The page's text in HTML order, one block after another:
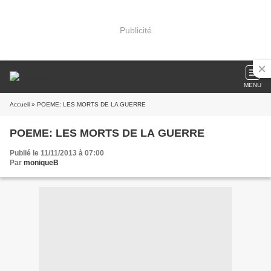
Publicité
MENU
Accueil » POEME: LES MORTS DE LA GUERRE
POEME: LES MORTS DE LA GUERRE
Publié le 11/11/2013 à 07:00
Par moniqueB